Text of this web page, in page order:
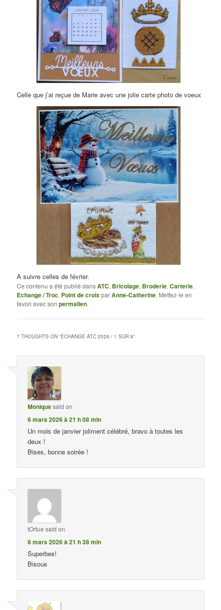
Celle que j’ai reçue de Marie avec une jolie carte photo de voeux
A suivre celles de février.
Ce contenu a été publié dansATC, Bricolage, Broderie,Carterie,
Echange / Troc, Point de croixparAnne-Catherine. Mettez-le en
favori avec sonpermalien.
7 THOUGHTS ON “ECHANGE ATC 2026 / 1 SUR 9”
Moniquesaid on
6 mars 2026 à 21 h 08 min
Un mois de janvier joliment célébré, bravo à toutes les
deux !
Bises, bonne soirée !
tOrtue said on
6 mars 2026 à 21 h 38 min
Superbes!
Bisous